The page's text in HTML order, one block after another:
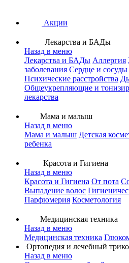
Акции
Лекарства и БАДы
Назад в меню
Лекарства и БАДы Аллергия
заболевания Сердце и сосуды
Психические расстройства
Общеукрепляющие и
лекарства
Мама и малыш
Назад в меню
Мама и малыш Детская
ребенка
Красота и Гигиена
Назад в меню
Красота и Гигиена От пота
Выпадение волос
Парфюмерия Косметология
Медицинская техника
Назад в меню
Медицинская техника
Ортопедия и лечебный
Назад в меню